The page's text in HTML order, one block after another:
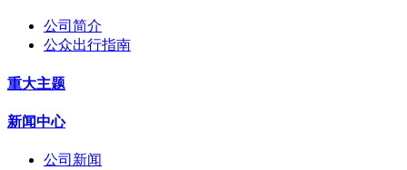
公司简介
公众出行指南
重大主题
新闻中心
公司新闻